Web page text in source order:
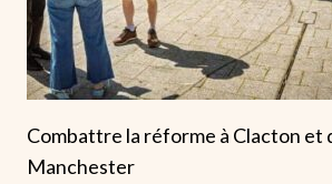
Combattre la réforme à Clacton et
Manchester